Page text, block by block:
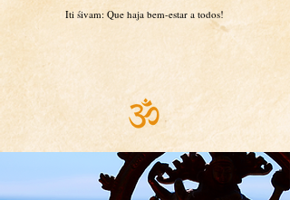
Iti śivam: Que haja bem-estar a todos!